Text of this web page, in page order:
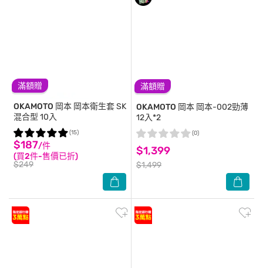
滿額贈
OKAMOTO 岡本 岡本衛生套 SK
混合型 10入
$187/件
(買2件-售價已折)
$249
(15)
滿額贈
OKAMOTO 岡本 岡本-002勁薄
12入*2
$1,399
$1,499
(0)